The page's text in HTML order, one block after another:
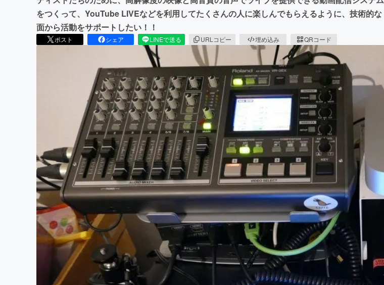
をつくって、YouTube LIVEなどを利用してたくさんの人に楽しんでもらえるように、技術的な
面から活動をサポートしたい！！
ポスト シェア LINEで送る URLコピー 埋め込み QRコード